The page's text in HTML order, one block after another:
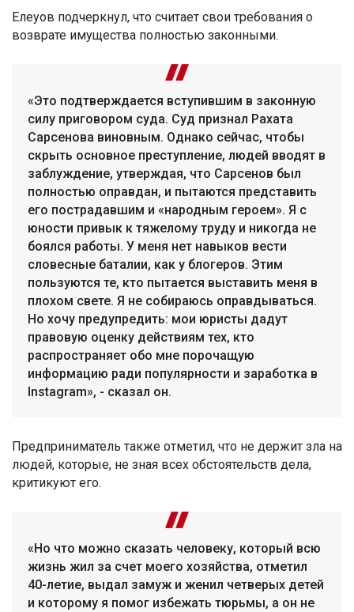
Елеуов подчеркнул, что считает свои требования о
возврате имущества полностью законными.
«Это подтверждается вступившим в законную
силу приговором суда. Суд признал Рахата
Сарсенова виновным. Однако сейчас, чтобы
скрыть основное преступление, людей вводят в
заблуждение, утверждая, что Сарсенов был
полностью оправдан, и пытаются представить
его пострадавшим и «народным героем». Я с
юности привык к тяжелому труду и никогда не
боялся работы. У меня нет навыков вести
словесные баталии, как у блогеров. Этим
пользуются те, кто пытается выставить меня в
плохом свете. Я не собираюсь оправдываться.
Но хочу предупредить: мои юристы дадут
правовую оценку действиям тех, кто
распространяет обо мне порочащую
информацию ради популярности и заработка в
Instagram», - сказал он.
Предприниматель также отметил, что не держит зла на
людей, которые, не зная всех обстоятельств дела,
критикуют его.
«Но что можно сказать человеку, который всю
жизнь жил за счет моего хозяйства, отметил
40-летие, выдал замуж и женил четверых детей
и которому я помог избежать тюрьмы, а он не